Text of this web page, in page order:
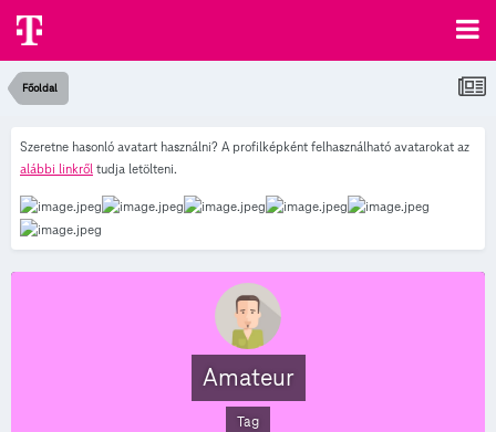
Főoldal
Szeretne hasonló avatart használni? A profilképként felhasználható avatarokat az
alábbi linkről tudja letölteni.
Amateur
Tag